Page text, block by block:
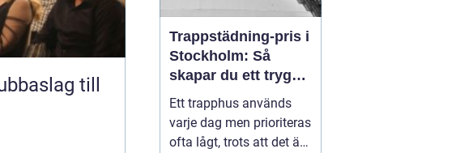
Trappstädning-pris i
Stockholm: Så
skapar du ett tryggt
och trivsamt
trapphus
Ett trapphus används
varje dag men prioriteras
ofta lågt, trots att det är